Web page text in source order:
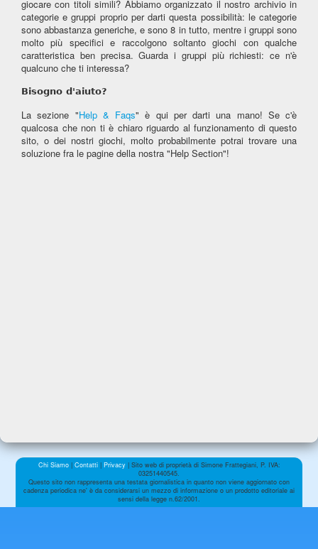
giocare con titoli simili? Abbiamo organizzato il nostro archivio in
categorie e gruppi proprio per darti questa possibilità: le categorie
sono abbastanza generiche, e sono 8 in tutto, mentre i gruppi sono
molto più specifici e raccolgono soltanto giochi con qualche
caratteristica ben precisa. Guarda i gruppi più richiesti: ce n'è
qualcuno che ti interessa?
Bisogno d'aiuto?
La sezione "Help & Faqs" è qui per darti una mano! Se c'è
qualcosa che non ti è chiaro riguardo al funzionamento di questo
sito, o dei nostri giochi, molto probabilmente potrai trovare una
soluzione fra le pagine della nostra "Help Section"!
Chi Siamo| Contatti| Privacy| Sito web di proprietà di Simone Frattegiani, P. IVA:
03251440545.
Questo sito non rappresenta una testata giornalistica in quanto non viene aggiornato con
cadenza periodica ne' è da considerarsi un mezzo di informazione o un prodotto editoriale ai
sensi della legge n.62/2001.